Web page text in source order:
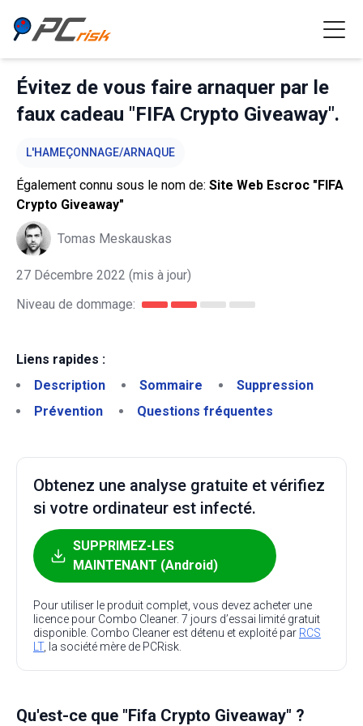
Évitez de vous faire arnaquer par le
faux cadeau "FIFA Crypto Giveaway".
L'HAMEÇONNAGE/ARNAQUE
Également connu sous le nom de: Site Web Escroc "FIFA
Crypto Giveaway"
Tomas Meskauskas
27 Décembre 2022 (mis à jour)
Niveau de dommage:
Liens rapides :
Description
Sommaire
Suppression
Prévention
Questions fréquentes
Obtenez une analyse gratuite et vérifiez
si votre ordinateur est infecté.
SUPPRIMEZ-LES
MAINTENANT (Android)
Pour utiliser le produit complet, vous devez acheter une
licence pour Combo Cleaner. 7 jours d’essai limité gratuit
disponible. Combo Cleaner est détenu et exploité par RCS
LT, la société mère de PCRisk.
Qu'est-ce que "Fifa Crypto Giveaway" ?